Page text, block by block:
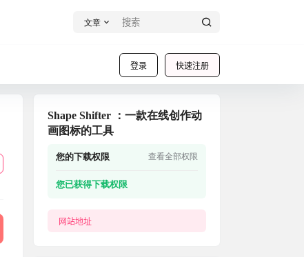
文章
登录 快速注册
Shape Shifter ：一款在线创作动
画图标的工具
您的下载权限 查看全部权限
您已获得下载权限
网站地址